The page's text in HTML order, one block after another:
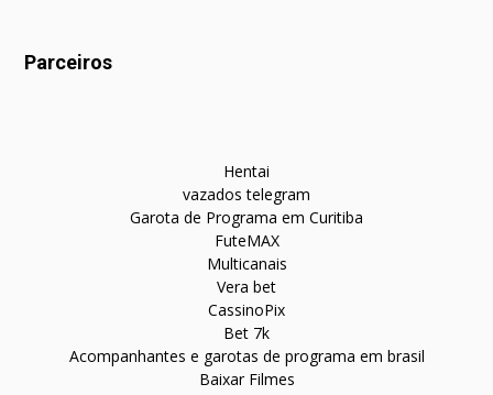
Parceiros
Hentai
vazados telegram
Garota de Programa em Curitiba
FuteMAX
Multicanais
Vera bet
CassinoPix
Bet 7k
Acompanhantes e garotas de programa em brasil
Baixar Filmes